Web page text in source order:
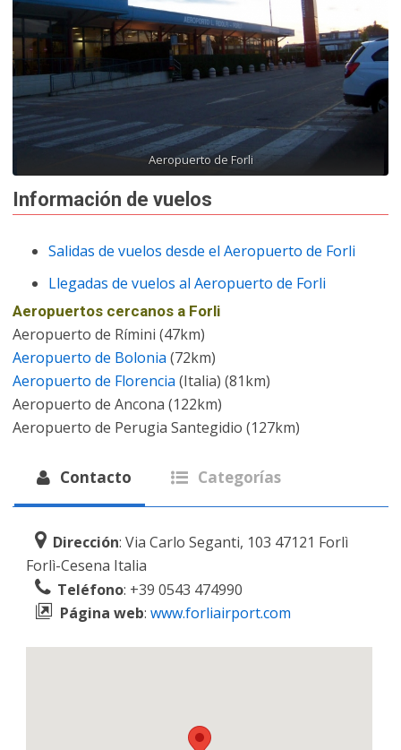
Aeropuerto de Forli
Información de vuelos
Salidas de vuelos desde el Aeropuerto de Forli
Llegadas de vuelos al Aeropuerto de Forli
Aeropuertos cercanos a Forli
Aeropuerto de Rímini (47km)
Aeropuerto de Bolonia (72km)
Aeropuerto de Florencia (Italia) (81km)
Aeropuerto de Ancona (122km)
Aeropuerto de Perugia Santegidio (127km)
Contacto Categorías
Dirección: Via Carlo Seganti, 103 47121 Forlì
Forlì-Cesena Italia
Teléfono: +39 0543 474990
Página web: www.forliairport.com